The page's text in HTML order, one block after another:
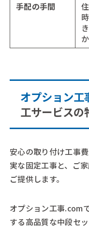
手配の手間
オプション
工サービスの
安心の取り付け工事
実な固定工事と、ご
ご提供します。
オプション工事.com
する高品質な中段セ